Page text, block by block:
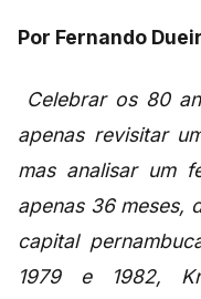
Por Fernando
Celebrar os 80
apenas revisitar
mas analisar um
apenas 36 meses,
capital
1979 e 1982,